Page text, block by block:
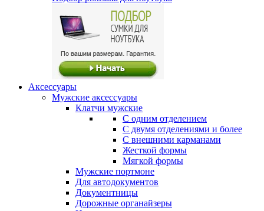
Аксессуары
Мужские аксессуары
Клатчи мужские
С одним отделением
С двумя отделениями и более
С внешними карманами
Жесткой формы
Мягкой формы
Мужские портмоне
Для автодокументов
Документницы
Дорожные органайзеры